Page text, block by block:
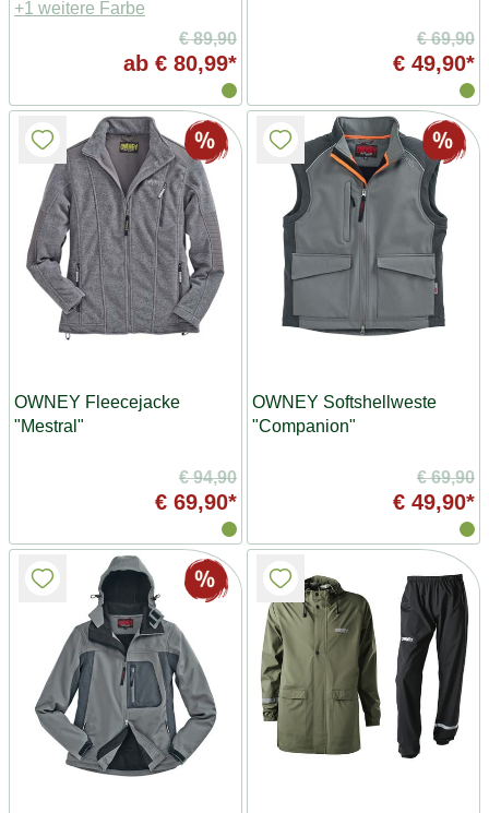
+1 weitere Farbe
€ 89,90
ab € 80,99*
€ 69,90
€ 49,90*
OWNEY Fleecejacke
"Mestral"
€ 94,90
€ 69,90*
OWNEY Softshellweste
"Companion"
€ 69,90
€ 49,90*